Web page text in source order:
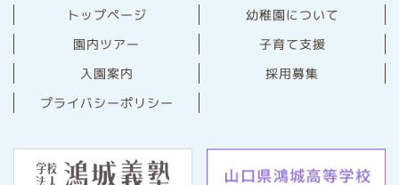
トップページ 幼稚園について
園内ツアー 子育て支援
⼊園案内 採用募集
プライバシーポリシー